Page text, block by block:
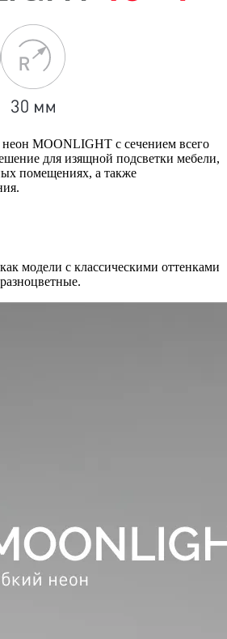
MOONLIGHT с сечением всего
для изящной подсветки мебели,
помещениях, а также
модели с классическими оттенками